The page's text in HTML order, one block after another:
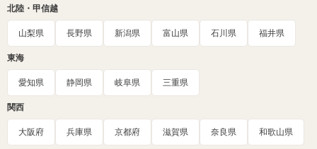
北陸・甲信越
山梨県 長野県 新潟県 富山県 石川県 福井県
東海
愛知県 静岡県 岐阜県 三重県
関西
大阪府 兵庫県 京都府 滋賀県 奈良県 和歌山県